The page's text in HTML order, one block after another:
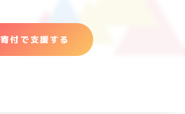
寄付で支援する